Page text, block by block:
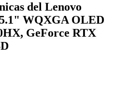
del Lenovo
WQXGA OLED
GeForce RTX